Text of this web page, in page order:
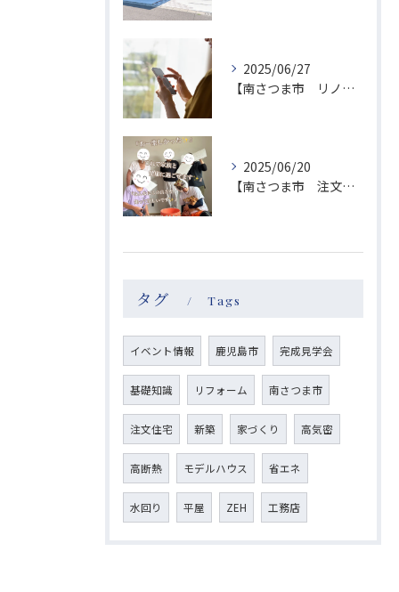
2025/06/27
【南さつま市 リノベーション】お問い合わせお礼
2025/06/20
【南さつま市 注文住宅】塗り壁体験レポート
タグ Tags
イベント情報 鹿児島市 完成見学会
基礎知識 リフォーム 南さつま市
注文住宅 新築 家づくり 高気密
高断熱 モデルハウス 省エネ
水回り 平屋 ZEH 工務店